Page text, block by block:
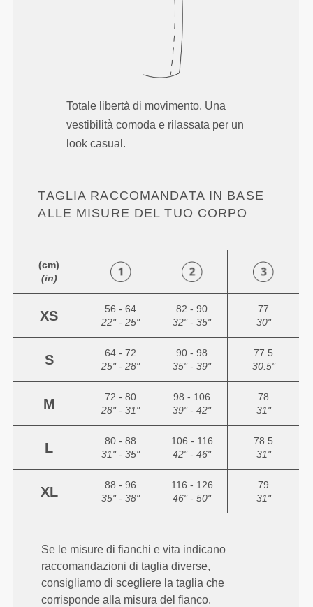
Totale libertà di movimento. Una
vestibilità comoda e rilassata per un
look casual.
TAGLIA RACCOMANDATA IN BASE
ALLE MISURE DEL TUO CORPO
(cm)
(in)
XS
56 - 64
22" - 25"
82 - 90
32" - 35"
77
30"
S
64 - 72
25" - 28"
90 - 98
35" - 39"
77.5
30.5"
M
72 - 80
28" - 31"
98 - 106
39" - 42"
78
31"
L
80 - 88
31" - 35"
106 - 116
42" - 46"
78.5
31"
XL
88 - 96
35" - 38"
116 - 126
46" - 50"
79
31"
Se le misure di fianchi e vita indicano
raccomandazioni di taglia diverse,
consigliamo di scegliere la taglia che
corrisponde alla misura del fianco.